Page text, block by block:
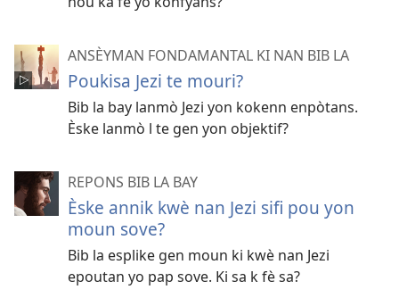
ANSÈYMAN FONDAMANTAL KI NAN BIB LA
Poukisa Jezi te mouri?
Bib la bay lanmò Jezi yon kokenn enpòtans.
Èske lanmò l te gen yon objektif?
REPONS BIB LA BAY
Èske annik kwè nan Jezi sifi pou yon
moun sove?
Bib la esplike gen moun ki kwè nan Jezi
epoutan yo pap sove. Ki sa k fè sa?